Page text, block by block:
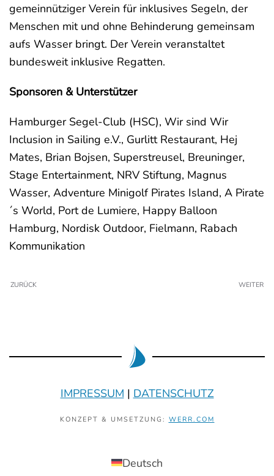
gemeinnütziger Verein für inklusives Segeln, der
Menschen mit und ohne Behinderung gemeinsam
aufs Wasser bringt. Der Verein veranstaltet
bundesweit inklusive Regatten.
Sponsoren & Unterstützer
Hamburger Segel-Club (HSC), Wir sind Wir
Inclusion in Sailing e.V., Gurlitt Restaurant, Hej
Mates, Brian Bojsen, Superstreusel, Breuninger,
Stage Entertainment, NRV Stiftung, Magnus
Wasser, Adventure Minigolf Pirates Island, A Pirate
´s World, Port de Lumiere, Happy Balloon
Hamburg, Nordisk Outdoor, Fielmann, Rabach
Kommunikation
ZURÜCK WEITER
IMPRESSUM | DATENSCHUTZ
KONZEPT & UMSETZUNG: WERR.COM
Deutsch